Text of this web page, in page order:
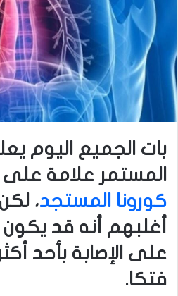
بات الجميع اليوم
المستمر علامة على
كورونا المستجد،
أغلبهم أنه قد يكون
على الإصابة بأحد
فتكا.